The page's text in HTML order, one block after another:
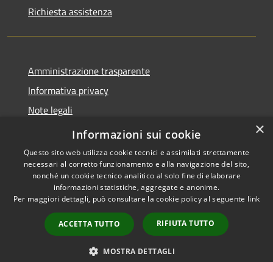
Richiesta assistenza
Amministrazione trasparente
Informativa privacy
Note legali
Dichiarazione di accessibilità
Accessibilità
Copyright © 2026 • Comune di
Sarnico • Powered by
Municipium•
Accesso
redazione
×
Informazioni sui cookie
Questo sito web utilizza cookie tecnici e assimilati strettamente
necessari al corretto funzionamento e alla navigazione del sito,
nonché un cookie tecnico analitico al solo fine di elaborare
informazioni statistiche, aggregate e anonime.
Per maggiori dettagli, può consultare la cookie policy al seguente link
ACCETTA TUTTO RIFIUTA TUTTO
MOSTRA DETTAGLI